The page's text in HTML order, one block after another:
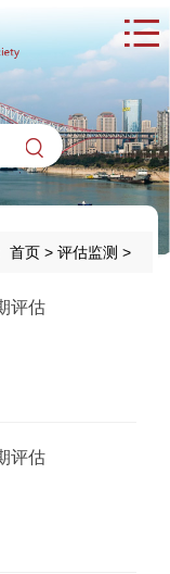
首页 >评估监测 >
评估
评估